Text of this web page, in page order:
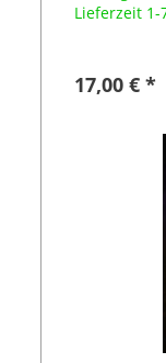
Lieferzeit 1-
17,00 € *